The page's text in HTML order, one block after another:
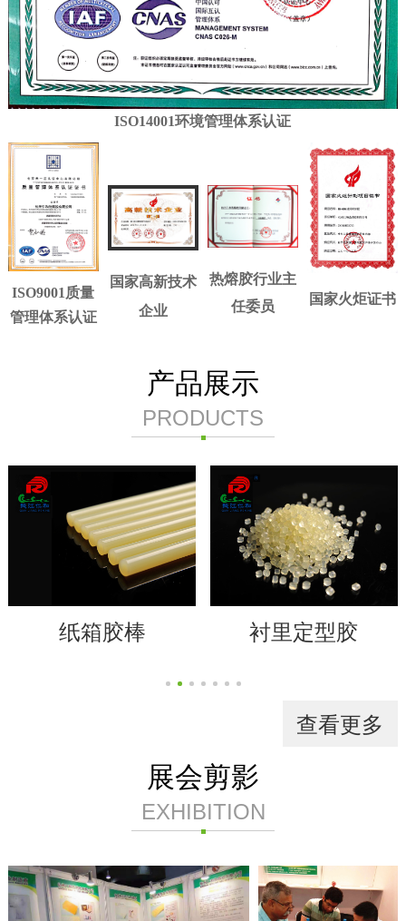
ISO14001环境管理体系认证
ISO9001质量
管理体系认证
国家高新技术
企业
热熔胶行业主
任委员
国家火炬证书
产品展示
PRODUCTS
纸箱胶棒 衬里定型胶
查看更多
展会剪影
EXHIBITION